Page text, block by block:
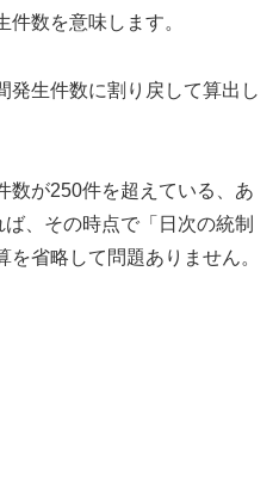
数を意味します。
発生件数に割り戻して算出し
数が250件を超えている、あ
、その時点で「日次の統制
省略して問題ありません。